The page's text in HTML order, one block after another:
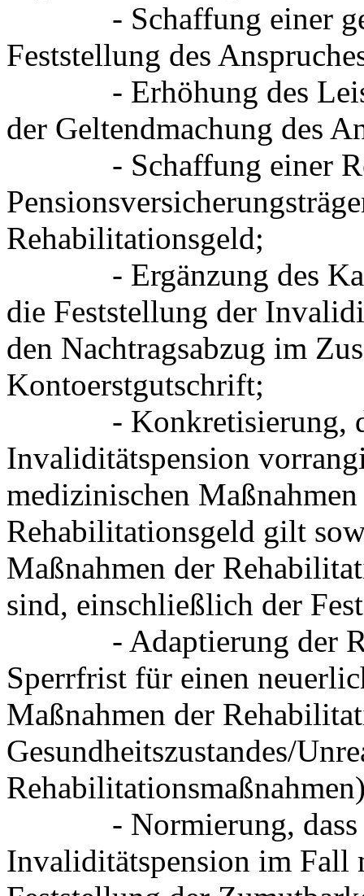
- Schaffung einer
Feststellung des
- Erhöhung des
der Geltendmachung des
- Schaffung einer
Rehabilitationsgeld;
- Ergänzung des
die Feststellung der
den Nachtragsabzug im
Kontoerstgutschrift;
- Konkretisierung,
Invaliditätspension
medizinischen
Rehabilitationsgeld gilt
Maßnahmen der
sind, einschließlich der
- Adaptierung der
Sperrfrist für einen
Maßnahmen der
Gesundheitszustandes/
- Normierung, dass
Invaliditätspension im Fall